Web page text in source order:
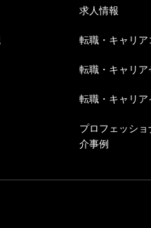
求人情報
転職・キャリア
転職・キャリア
転職・キャリア
プロフェッシ
介事例